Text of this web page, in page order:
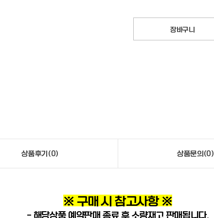
장바구니
상품후기(0) 상품문의(0)
※ 구매 시 참고사항 ※
- 해당상품 예약판매 종료 후 소량재고 판매됩니다.